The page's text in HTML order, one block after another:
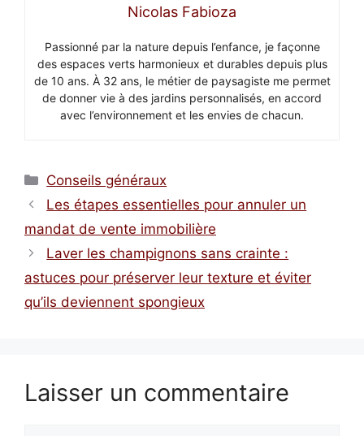
Nicolas Fabioza
Passionné par la nature depuis l’enfance, je façonne
des espaces verts harmonieux et durables depuis plus
de 10 ans. À 32 ans, le métier de paysagiste me permet
de donner vie à des jardins personnalisés, en accord
avec l’environnement et les envies de chacun.
Catégories
Conseils généraux
Les étapes essentielles pour annuler un
mandat de vente immobilière
Laver les champignons sans crainte :
astuces pour préserver leur texture et éviter
qu’ils deviennent spongieux
Laisser un commentaire